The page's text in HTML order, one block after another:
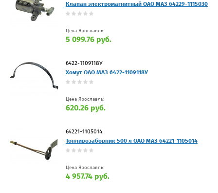
Клапан электромагнитный ОАО МАЗ 64229-1115030
Цена Ярославль:
5 099.76 руб.
6422-1109118У
Хомут ОАО МАЗ 6422-1109118У
Цена Ярославль:
620.26 руб.
64221-1105014
Топливозаборник 500 л ОАО МАЗ 64221-1105014
Цена Ярославль:
4 957.74 руб.